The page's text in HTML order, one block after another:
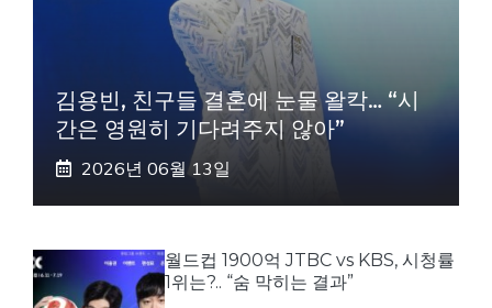
김용빈, 친구들 결혼에 눈물 왈칵… “시
간은 영원히 기다려주지 않아”
2026년 06월 13일
월드컵 1900억 JTBC vs KBS, 시청률
1위는?.. “숨 막히는 결과”